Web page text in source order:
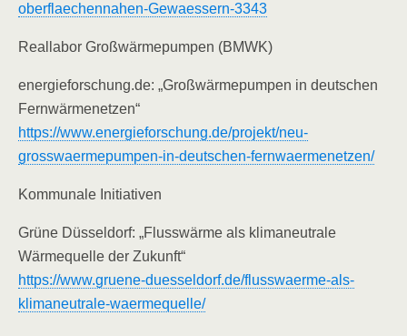
oberflaechennahen-Gewaessern-3343
Reallabor Großwärmepumpen (BMWK)
energieforschung.de: „Großwärmepumpen in deutschen
Fernwärmenetzen“
https://www.energieforschung.de/projekt/neu-
grosswaermepumpen-in-deutschen-fernwaermenetzen/
Kommunale Initiativen
Grüne Düsseldorf: „Flusswärme als klimaneutrale
Wärmequelle der Zukunft“
https://www.gruene-duesseldorf.de/flusswaerme-als-
klimaneutrale-waermequelle/